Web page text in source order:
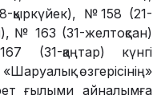
№158 (21-
№ 163 (31-желтоқсан)
қаңтар) күнгі
өзгерісінің»
ғылыми айналымға